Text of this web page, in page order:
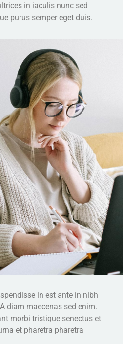
in iaculis nunc sed
purus semper eget duis.
in est ante in nibh
diam maecenas sed enim.
morbi tristique senectus et
et pharetra pharetra